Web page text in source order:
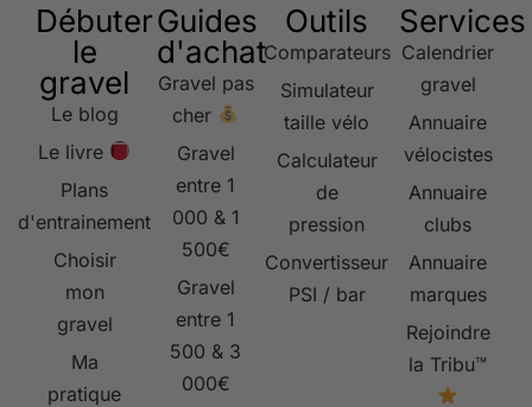
Débuter
le
gravel
Le blog
Le livre
Plans
d'entrainement
Choisir
mon
gravel
Ma
pratique
Guides
d'achat
Gravel pas
cher
Gravel
entre 1
000 & 1
500€
Gravel
entre 1
500 & 3
000€
Outils
Comparateurs
Simulateur
taille vélo
Calculateur
de
pression
Convertisseur
PSI / bar
Services
Calendrier
gravel
Annuaire
vélocistes
Annuaire
clubs
Annuaire
marques
Rejoindre
la Tribu™